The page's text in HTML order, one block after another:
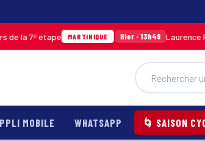
MARTINIQUE Hier · 13h48 Laurence Fibleuil
MOBILE WHATSAPP 🌀 SAISON